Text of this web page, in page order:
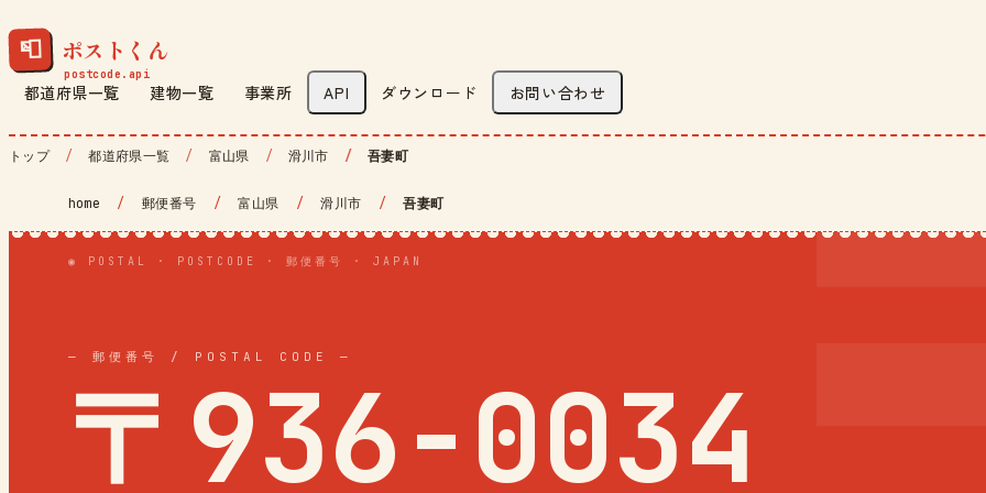
📮 ポストくん
都道府県一覧 建物一覧 事業所 API ダウンロード お問い合わせ
トップ 都道府県一覧 富山県 滑川市 吾妻町
home / 郵便番号 / 富山県 / 滑川市 / 吾妻町
◉ POSTAL · POSTCODE · 郵便番号 · JAPAN
— 郵便番号 / POSTAL CODE —
〒936-0034